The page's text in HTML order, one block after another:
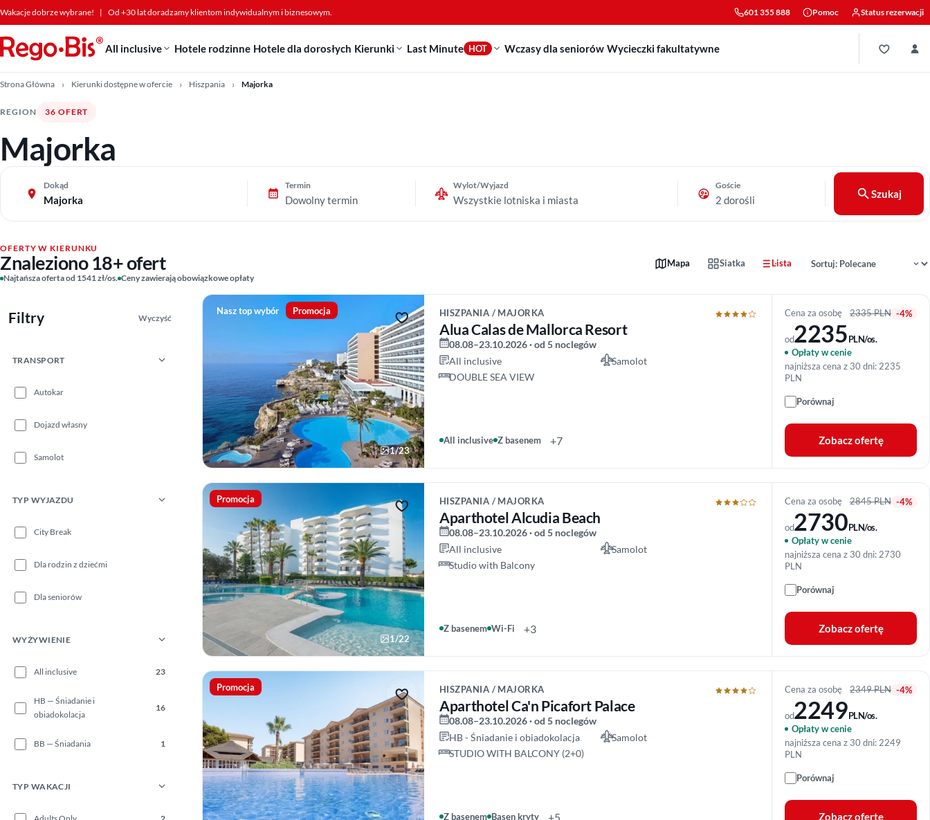
Przejdź do treści
Wakacje dobrze wybrane! | Od +30 lat doradzamy klientom indywidualnym i biznesowym. 601 355 888 Pomoc Status rezerwacji
All inclusive Hotele rodzinne Hotele dla dorosłych Kierunki Last Minute HOT Wczasy dla seniorów Wycieczki fakultatywne
Strona Główna Kierunki dostępne w ofercie Hiszpania Majorka
REGION 36 OFERT
Majorka
Dokąd
Majorka
Termin
Dowolny termin
Wylot/Wyjazd
Wszystkie lotniska i miasta
Goście
2 dorośli
Szukaj
OFERTY W KIERUNKU
Znaleziono 18+ ofert
Najtańsza oferta od 1541 zł/os. Ceny zawierają obowiązkowe opłaty
Mapa Siatka Lista
Filtry Wyczyść
TRANSPORT
Autokar
Dojazd własny
Samolot
TYP WYJAZDU
City Break
Dla rodzin z dziećmi
Dla seniorów
WYŻYWIENIE
All inclusive 23
HB — Śniadanie i
obiadokolacja
16
BB — Śniadania 1
TYP WAKACJI
Nasz top wybór Promocja
1/23
HISZPANIA / MAJORKA
Alua Calas de Mallorca Resort
08.08–23.10.2026 · od 5 noclegów
All inclusive
Samolot
DOUBLE SEA VIEW
All inclusive Z basenem +7
Cena za osobę 2335 PLN -4%
od2235PLN/os.
Opłaty w cenie
najniższa cena z 30 dni: 2235
PLN
Porównaj
Zobacz ofertę
Promocja
1/22
HISZPANIA / MAJORKA
Aparthotel Alcudia Beach
08.08–23.10.2026 · od 5 noclegów
All inclusive
Samolot
Studio with Balcony
Z basenem Wi-Fi +3
Cena za osobę 2845 PLN -4%
od2730PLN/os.
Opłaty w cenie
najniższa cena z 30 dni: 2730
PLN
Porównaj
Zobacz ofertę
Promocja HISZPANIA / MAJORKA
Aparthotel Ca'n Picafort Palace
08.08–23.10.2026 · od 5 noclegów
HB - Śniadanie i obiadokolacja
Samolot
STUDIO WITH BALCONY (2+0)
Z basenem Basen kryty +5
Cena za osobę 2349 PLN -4%
od2249PLN/os.
Opłaty w cenie
najniższa cena z 30 dni: 2249
PLN
Porównaj
Zobacz ofertę